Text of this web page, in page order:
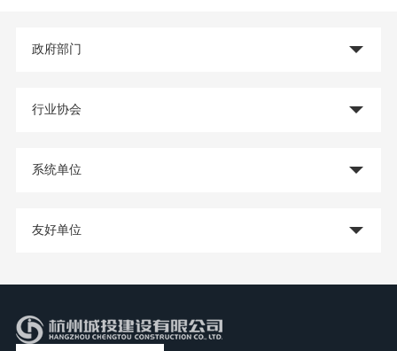
政府部门
行业协会
系统单位
友好单位